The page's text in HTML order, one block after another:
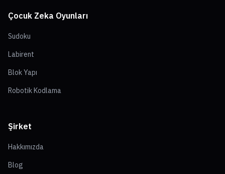
Çocuk Zeka Oyunları
Sudoku
Labirent
Blok Yapı
Robotik Kodlama
Şirket
Hakkımızda
Blog